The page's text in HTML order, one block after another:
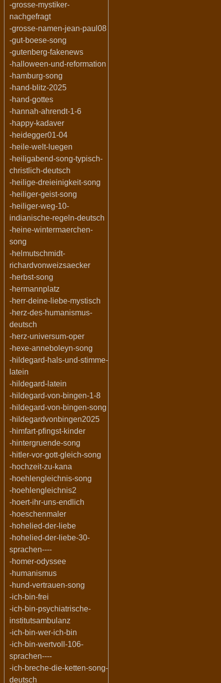
-grosse-mystiker-
nachgefragt
-grosse-namen-jean-paul08
-gut-boese-song
-gutenberg-fakenews
-halloween-und-reformation
-hamburg-song
-hand-blitz-2025
-hand-gottes
-hannah-ahrendt-1-6
-happy-kadaver
-heidegger01-04
-heile-welt-luegen
-heiligabend-song-typisch-
christlich-deutsch
-heilige-dreieinigkeit-song
-heiliger-geist-song
-heiliger-weg-10-
indianische-regeln-deutsch
-heine-wintermaerchen-
song
-helmutschmidt-
richardvonweizsaecker
-herbst-song
-hermannplatz
-herr-deine-liebe-mystisch
-herz-des-humanismus-
deutsch
-herz-universum-oper
-hexe-anneboleyn-song
-hildegard-hals-und-stimme-
latein
-hildegard-latein
-hildegard-von-bingen-1-8
-hildegard-von-bingen-song
-hildegardvonbingen2025
-himfart-pfingst-kinder
-hintergruende-song
-hitler-vor-gott-gleich-song
-hochzeit-zu-kana
-hoehlengleichnis-song
-hoehlengleichnis2
-hoert-ihr-uns-endlich
-hoeschenmaler
-hohelied-der-liebe
-hohelied-der-liebe-30-
sprachen----
-homer-odyssee
-humanismus
-hund-vertrauen-song
-ich-bin-frei
-ich-bin-psychiatrische-
institutsambulanz
-ich-bin-wer-ich-bin
-ich-bin-wertvoll-106-
sprachen----
-ich-breche-die-ketten-song-
deutsch